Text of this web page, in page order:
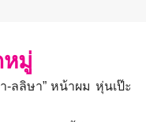
มู่
-ลลิษา” หน้าผม หุ่นเป๊ะ